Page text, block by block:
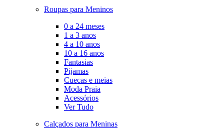
Roupas para Meninos
0 a 24 meses
1 a 3 anos
4 a 10 anos
10 a 16 anos
Fantasias
Pijamas
Cuecas e meias
Moda Praia
Acessórios
Ver Tudo
Calçados para Meninas